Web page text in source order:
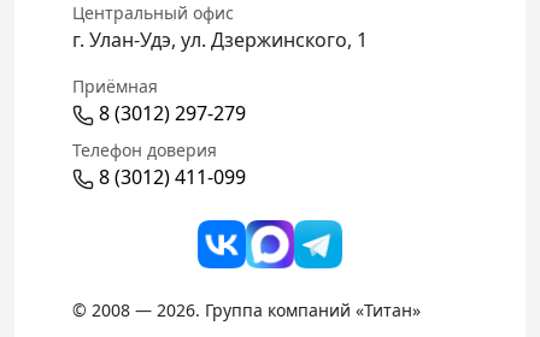
Центральный офис
г. Улан-Удэ, ул. Дзержинского, 1
Приёмная
8 (3012) 297-279
Телефон доверия
8 (3012) 411-099
© 2008 — 2026. Группа компаний «Титан»